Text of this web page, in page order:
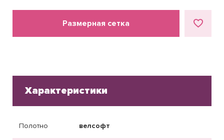
Размерная сетка
Характеристики
Полотно велсофт